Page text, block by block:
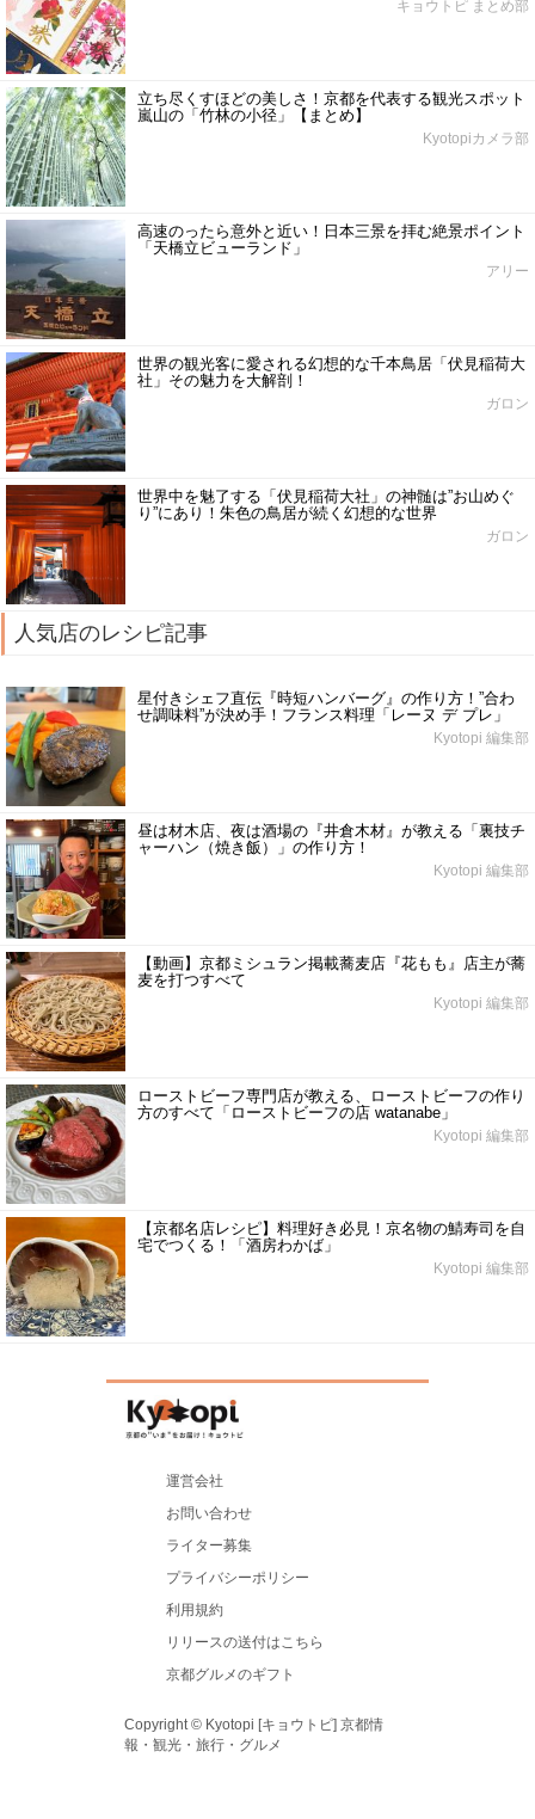
キョウトピ まとめ部
立ち尽くすほどの美しさ！京都を代表する観光スポット
嵐山の「竹林の小径」【まとめ】
Kyotopiカメラ部
高速のったら意外と近い！日本三景を拝む絶景ポイント
「天橋立ビューランド」
アリー
世界の観光客に愛される幻想的な千本鳥居「伏見稲荷大
社」その魅力を大解剖！
ガロン
世界中を魅了する「伏見稲荷大社」の神髄は”お山めぐ
り”にあり！朱色の鳥居が続く幻想的な世界
ガロン
人気店のレシピ記事
星付きシェフ直伝『時短ハンバーグ』の作り方！”合わ
せ調味料”が決め手！フランス料理「レーヌ デ プレ」
Kyotopi 編集部
昼は材木店、夜は酒場の『井倉木材』が教える「裏技チ
ャーハン（焼き飯）」の作り方！
Kyotopi 編集部
【動画】京都ミシュラン掲載蕎麦店『花もも』店主が蕎
麦を打つすべて
Kyotopi 編集部
ローストビーフ専門店が教える、ローストビーフの作り
方のすべて「ローストビーフの店 watanabe」
Kyotopi 編集部
【京都名店レシピ】料理好き必見！京名物の鯖寿司を自
宅でつくる！「酒房わかば」
Kyotopi 編集部
運営会社
お問い合わせ
ライター募集
プライバシーポリシー
利用規約
リリースの送付はこちら
京都グルメのギフト
Copyright © Kyotopi [キョウトピ] 京都情
報・観光・旅行・グルメ